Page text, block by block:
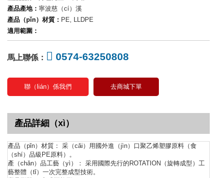
產品產地： 寧波慈（cí）溪
產品（pǐn）材質： PE, LLDPE
適用範圍：
馬上聯係： 0574-63250808
聯（lián）係我們 去商城下單
產品詳細（xì）
產品（pǐn）材質： 采（cǎi）用國外進（jìn）口聚乙烯塑膠原料（食
（shí）品級PE原料）。
產（chǎn）品工藝（yì）： 采用國際先行的ROTATION（旋轉成型）工
藝整體（tǐ）一次完整成型技術。